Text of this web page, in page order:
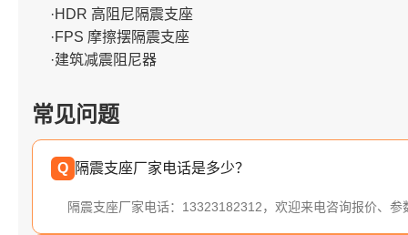
·HDR 高阻尼隔震支座
·FPS 摩擦摆隔震支座
·建筑减震阻尼器
常见问题
Q 隔震支座厂家电话是多少？
隔震支座厂家电话：13323182312，欢迎来电咨询报价、参